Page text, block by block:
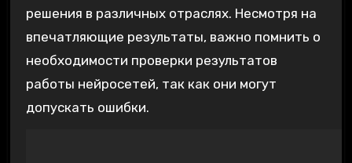
решения в различных отраслях. Несмотря на
впечатляющие результаты, важно помнить о
необходимости проверки результатов
работы нейросетей, так как они могут
допускать ошибки.